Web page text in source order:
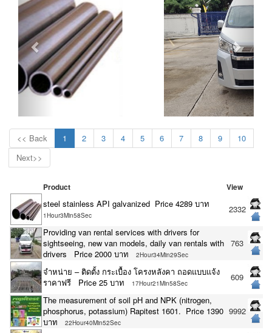
<< Back 1 2 3 4 5 6 7 8 9
10
Next>>
Product View
steel stainless API galvanized Price 4289 บาท
1Hour3Min58Sec
2332
Providing van rental services with drivers for
sightseeing, new van models, daily van rentals with
drivers Price 2000 บาท
2Hour34Min29Sec
763
จำหน่าย – ติดตั้ง กระเบื้อง โครงหลังคา ถอดแบบแจ้ง
ราคาฟรี Price 25 บาท
17Hour21Min58Sec
609
The measurement of soil pH and NPK (nitrogen,
phosphorus, potassium) Rapitest 1601. Price 1390
บาท
22Hour40Min52Sec
9992